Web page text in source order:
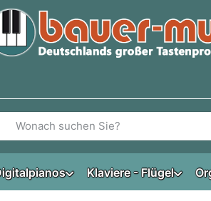
Sie einen Suchbegriff ein. Während
Klaviere - Flügel